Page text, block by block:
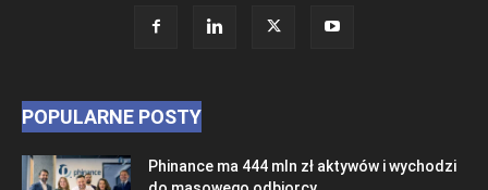
POPULARNE POSTY
Phinance ma 444 mln zł aktywów i wychodzi